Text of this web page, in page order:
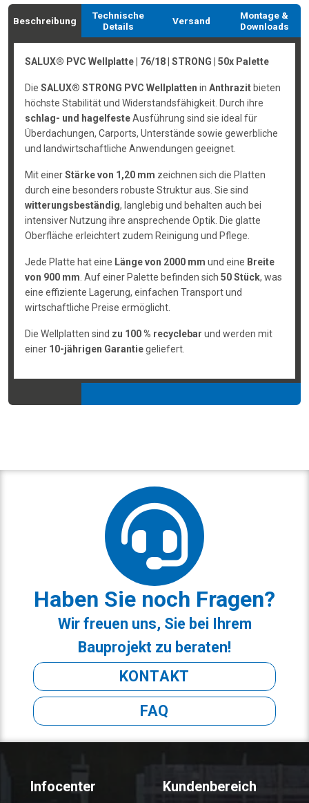
Beschreibung
Technische
Details
Versand
Montage &
Downloads
SALUX® PVC Wellplatte | 76/18 | STRONG | 50x Palette
Die SALUX® STRONG PVC Wellplatten in Anthrazitbieten
höchste Stabilität und Widerstandsfähigkeit. Durch ihre
schlag- und hagelfesteAusführung sind sie ideal für
Überdachungen, Carports, Unterstände sowie gewerbliche
und landwirtschaftliche Anwendungen geeignet.
Mit einerStärke von 1,20 mm zeichnen sich die Platten
durch eine besonders robuste Struktur aus. Sie sind
witterungsbeständig, langlebig und behalten auch bei
intensiver Nutzung ihre ansprechende Optik. Die glatte
Oberfläche erleichtert zudem Reinigung und Pflege.
Jede Platte hat eine Länge von 2000 mm und eine Breite
von 900 mm . Auf einer Palette befinden sich 50 Stück, was
eine effiziente Lagerung, einfachen Transport und
wirtschaftliche Preise ermöglicht.
Die Wellplatten sind zu 100 % recyclebar und werden mit
einer 10-jährigen Garantiegeliefert.
Haben Sie noch Fragen?
Wir freuen uns, Sie bei Ihrem
Bauprojekt zu beraten!
KONTAKT
FAQ
Infocenter Kundenbereich